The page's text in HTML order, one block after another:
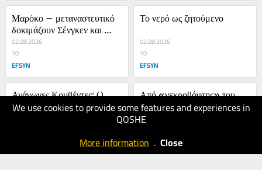
We use cookies to provide some features and experiences in
QOSHE
More information . Close
Μαρόκο – μεταναστευτικό
δοκιμάζουν Σένγκεν και
Ευρωπαϊκή Ένωση
02.08.2026
10
EFSYN
Το νερό ως ζητούμενο
02.08.2026
10
EFSYN
Ανάγωγες Κουβέντες: Ο
Χριστόφορος Ζαραλίκος μας
Από «νεκροθάφτης» του
ΠΑΣΟΚ… σε επίσημο
ζωοδότη της ΝΔ
01.08.2026
EFSYN